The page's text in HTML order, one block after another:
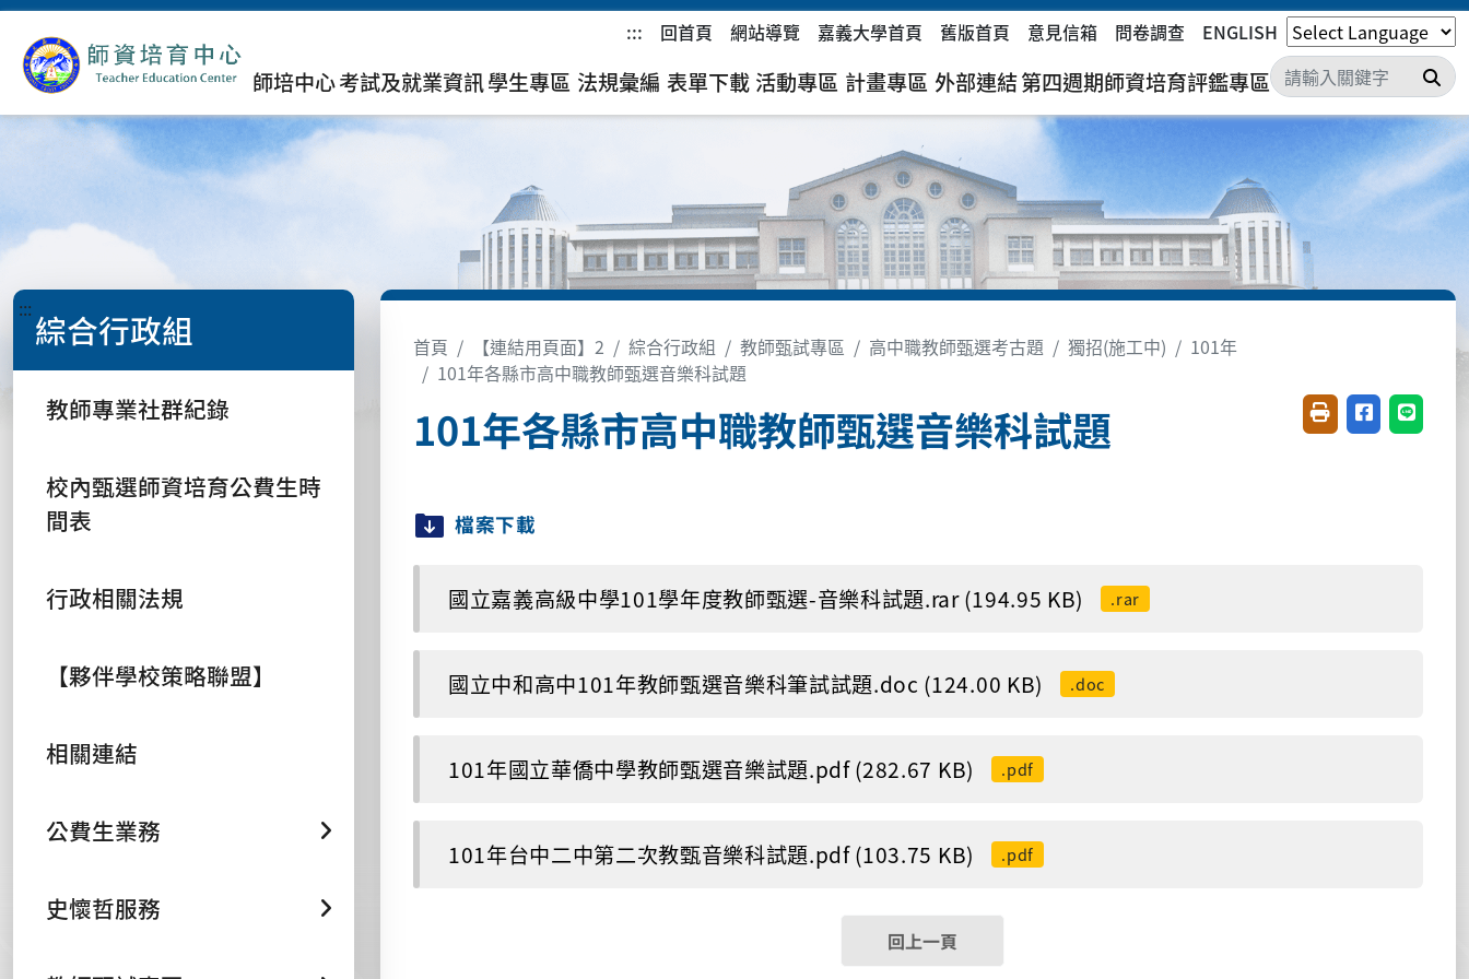
::: 回首頁 網站導覽 嘉義大學首頁 舊版首頁 意見信箱 問卷調查 ENGLISH
師培中心考試及就業資訊學生專區 法規彙編 表單下載 活動專區 計畫專區 外部連結第四週期師資培育評鑑專區 搜
::: 綜合行政組
教師專業社群紀錄
校內甄選師資培育公費生時
間表
行政相關法規
【夥伴學校策略聯盟】
相關連結
公費生業務
史懷哲服務
首頁 【連結用頁面】2 綜合行政組 教師甄試專區 高中職教師甄選考古題 獨招(施工中)
101年
101年各縣市高中職教師甄選音樂科試題
101年各縣市高中職教師甄選音樂科試題 友善列印(開新視窗)
分享至臉書(
分享至
檔案下載
國立嘉義高級中學101學年度教師甄選-音樂科試題.rar (194.95 KB) .rar
國立中和高中101年教師甄選音樂科筆試試題.doc (124.00 KB) .doc
101年國立華僑中學教師甄選音樂試題.pdf (282.67 KB) .pdf
101年台中二中第二次教甄音樂科試題.pdf (103.75 KB) .pdf
回上一頁